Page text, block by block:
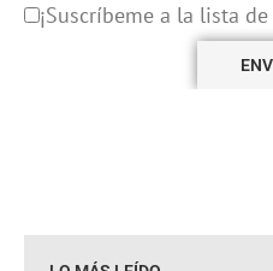
¡Suscríbeme a la lista